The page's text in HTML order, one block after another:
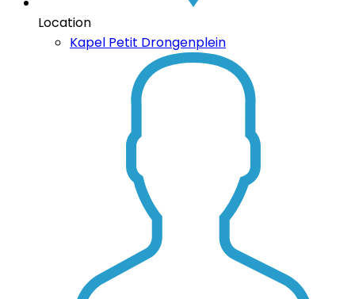
Location
Kapel Petit Drongenplein